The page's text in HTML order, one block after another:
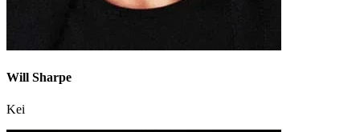
Will Sharpe
Kei